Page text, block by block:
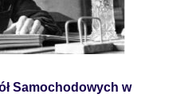
Samochodowych w